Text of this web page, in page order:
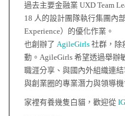
過去主要金融業 UXD Team
18 人的設計團隊執行集團內
Experience）的優化作業。
也創辦了 AgileGirls 社群，除
動。AgileGirls 希望透過舉辦
職涯分享、與國內外組織連
與創業圈的專業潛力與領導機
家裡有養幾隻白貓，歡迎從 IG